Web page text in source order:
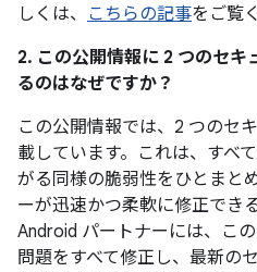
しくは、 こちらの記事をご覧
2. この公開情報に 2 つのセキ
るのはなぜですか？
この公開情報では、2 つのセ
載しています。これは、すべ
がる同様の脆弱性をひとまと
ーが迅速かつ柔軟に修正でき
Android パートナーには、こ
問題をすべて修正し、最新の